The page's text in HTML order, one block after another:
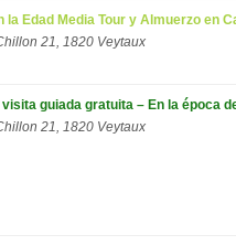
la Edad Media Tour y Almuerzo en
21, 1820 Veytaux
visita guiada gratuita – En la época
21, 1820 Veytaux